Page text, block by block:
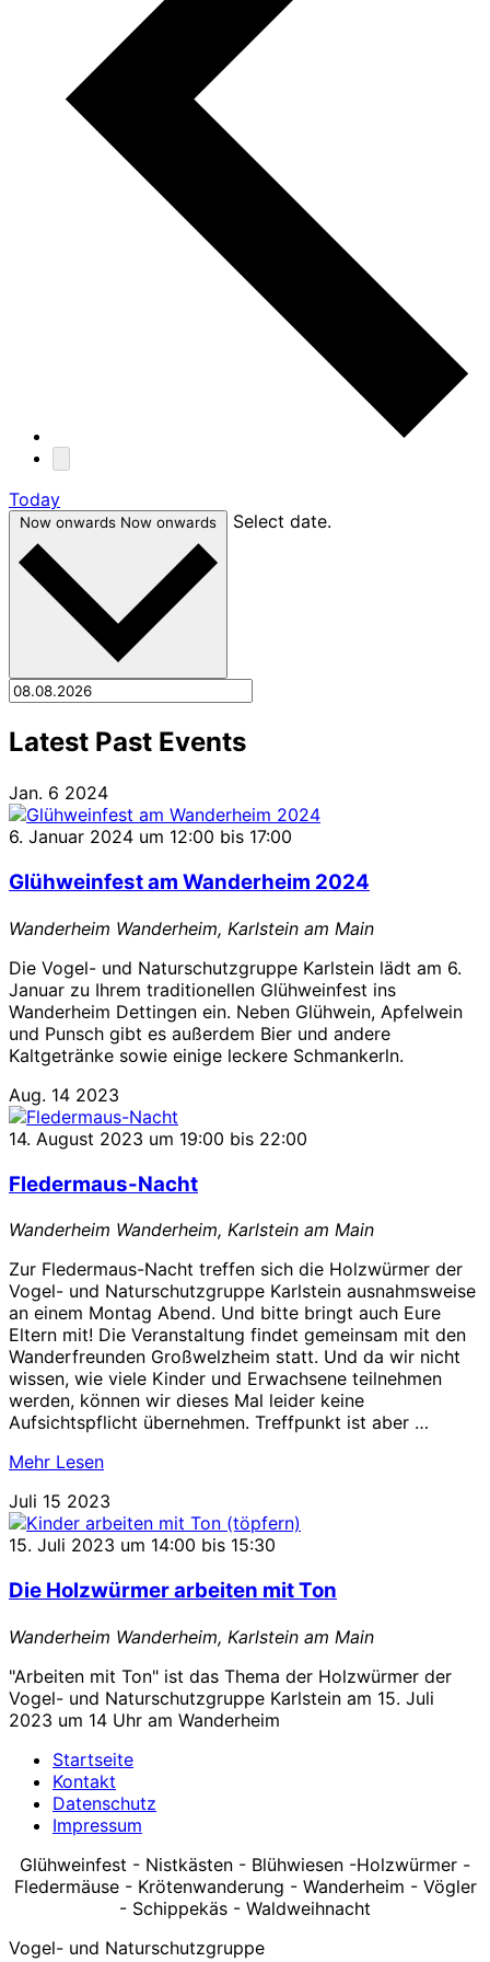
Today
Now onwards Now onwards Select date.
Latest Past Events
Jan. 6 2024
6. Januar 2024 um 12:00 bis 17:00
Glühweinfest am Wanderheim 2024
Wanderheim Wanderheim, Karlstein am Main
Die Vogel- und Naturschutzgruppe Karlstein lädt am 6.
Januar zu Ihrem traditionellen Glühweinfest ins
Wanderheim Dettingen ein. Neben Glühwein, Apfelwein
und Punsch gibt es außerdem Bier und andere
Kaltgetränke sowie einige leckere Schmankerln.
Aug. 14 2023
14. August 2023 um 19:00 bis 22:00
Fledermaus-Nacht
Wanderheim Wanderheim, Karlstein am Main
Zur Fledermaus-Nacht treffen sich die Holzwürmer der
Vogel- und Naturschutzgruppe Karlstein ausnahmsweise
an einem Montag Abend. Und bitte bringt auch Eure
Eltern mit! Die Veranstaltung findet gemeinsam mit den
Wanderfreunden Großwelzheim statt. Und da wir nicht
wissen, wie viele Kinder und Erwachsene teilnehmen
werden, können wir dieses Mal leider keine
Aufsichtspflicht übernehmen. Treffpunkt ist aber …
Mehr über
Nacht"
Lesen
Juli 15 2023
15. Juli 2023 um 14:00 bis 15:30
Die Holzwürmer arbeiten mit Ton
Wanderheim Wanderheim, Karlstein am Main
"Arbeiten mit Ton" ist das Thema der Holzwürmer der
Vogel- und Naturschutzgruppe Karlstein am 15. Juli
2023 um 14 Uhr am Wanderheim
Startseite
Kontakt
Datenschutz
Impressum
Glühweinfest - Nistkästen - Blühwiesen -Holzwürmer -
Fledermäuse - Krötenwanderung - Wanderheim - Vögler
- Schippekäs - Waldweihnacht
Vogel- und Naturschutzgruppe